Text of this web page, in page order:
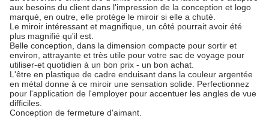
aux besoins du client dans l'impression de la conception et logo
marqué, en outre, elle protège le miroir si elle a chuté.
Le miroir intéressant et magnifique, un côté pourrait avoir été
plus magnifié qu'il est.
Belle conception, dans la dimension compacte pour sortir et
environ, attrayante et très utile pour votre sac de voyage pour
utiliser-et quotidien à un bon prix - un bon achat.
L'être en plastique de cadre enduisant dans la couleur argentée
en métal donne à ce miroir une sensation solide. Perfectionnez
pour l'application de l'employer pour accentuer les angles de vue
difficiles.
Conception de fermeture d'aimant.